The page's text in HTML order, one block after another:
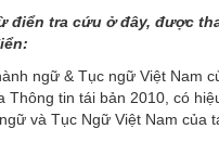
điển tra cứu ở đây, được
ngữ & Tục ngữ Việt Nam
Thông tin tái bản 2010, có
và Tục Ngữ Việt Nam của